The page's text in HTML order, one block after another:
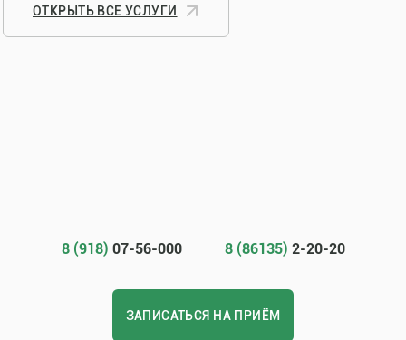
ОТКРЫТЬ ВСЕ УСЛУГИ
8 (918) 07-56-000 8 (86135) 2-20-20
ЗАПИСАТЬСЯ НА ПРИЁМ